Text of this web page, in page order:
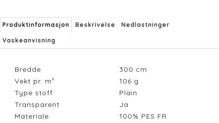
Produktinformasjon Beskrivelse Nedlastninger
Vaskeanvisning
Bredde 300 cm
Vekt pr. m²
106 g
Type stoff
Plain
Transparent
Ja
Materiale
100% PES FR